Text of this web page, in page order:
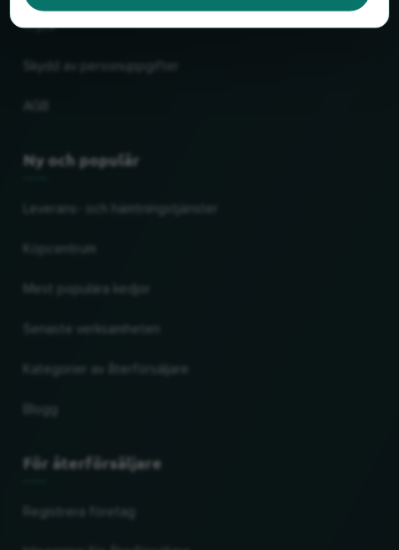
Tryck
Ny och populär
Leverans- och hämtningstjänster
Senaste verksamheten
För återförsäljare